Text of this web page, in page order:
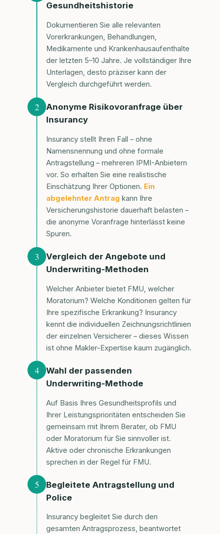
Gesundheitshistorie
Dokumentieren Sie alle relevanten
Vorerkrankungen, Behandlungen,
Medikamente und Krankenhausaufenthalte
der letzten 5–10 Jahre. Je vollständiger Ihre
Unterlagen, desto präziser kann der
Vergleich durchgeführt werden.
2
Anonyme Risikovoranfrage über
Insurancy
Insurancy stellt Ihren Fall – ohne
Namensnennung und ohne formale
Antragstellung – mehreren IPMI-Anbietern
vor. So erhalten Sie eine realistische
Einschätzung Ihrer Optionen. Ein
abgelehnter Antrag kann Ihre
Versicherungshistorie dauerhaft belasten –
die anonyme Voranfrage hinterlässt keine
Spuren.
3
Vergleich der Angebote und
Underwriting-Methoden
Welcher Anbieter bietet FMU, welcher
Moratorium? Welche Konditionen gelten für
Ihre spezifische Erkrankung? Insurancy
kennt die individuellen Zeichnungsrichtlinien
der einzelnen Versicherer – dieses Wissen
ist ohne Makler-Expertise kaum zugänglich.
4
Wahl der passenden
Underwriting-Methode
Auf Basis Ihres Gesundheitsprofils und
Ihrer Leistungsprioritäten entscheiden Sie
gemeinsam mit Ihrem Berater, ob FMU
oder Moratorium für Sie sinnvoller ist.
Aktive oder chronische Erkrankungen
sprechen in der Regel für FMU.
5
Begleitete Antragstellung und
Police
Insurancy begleitet Sie durch den
gesamten Antragsprozess, beantwortet